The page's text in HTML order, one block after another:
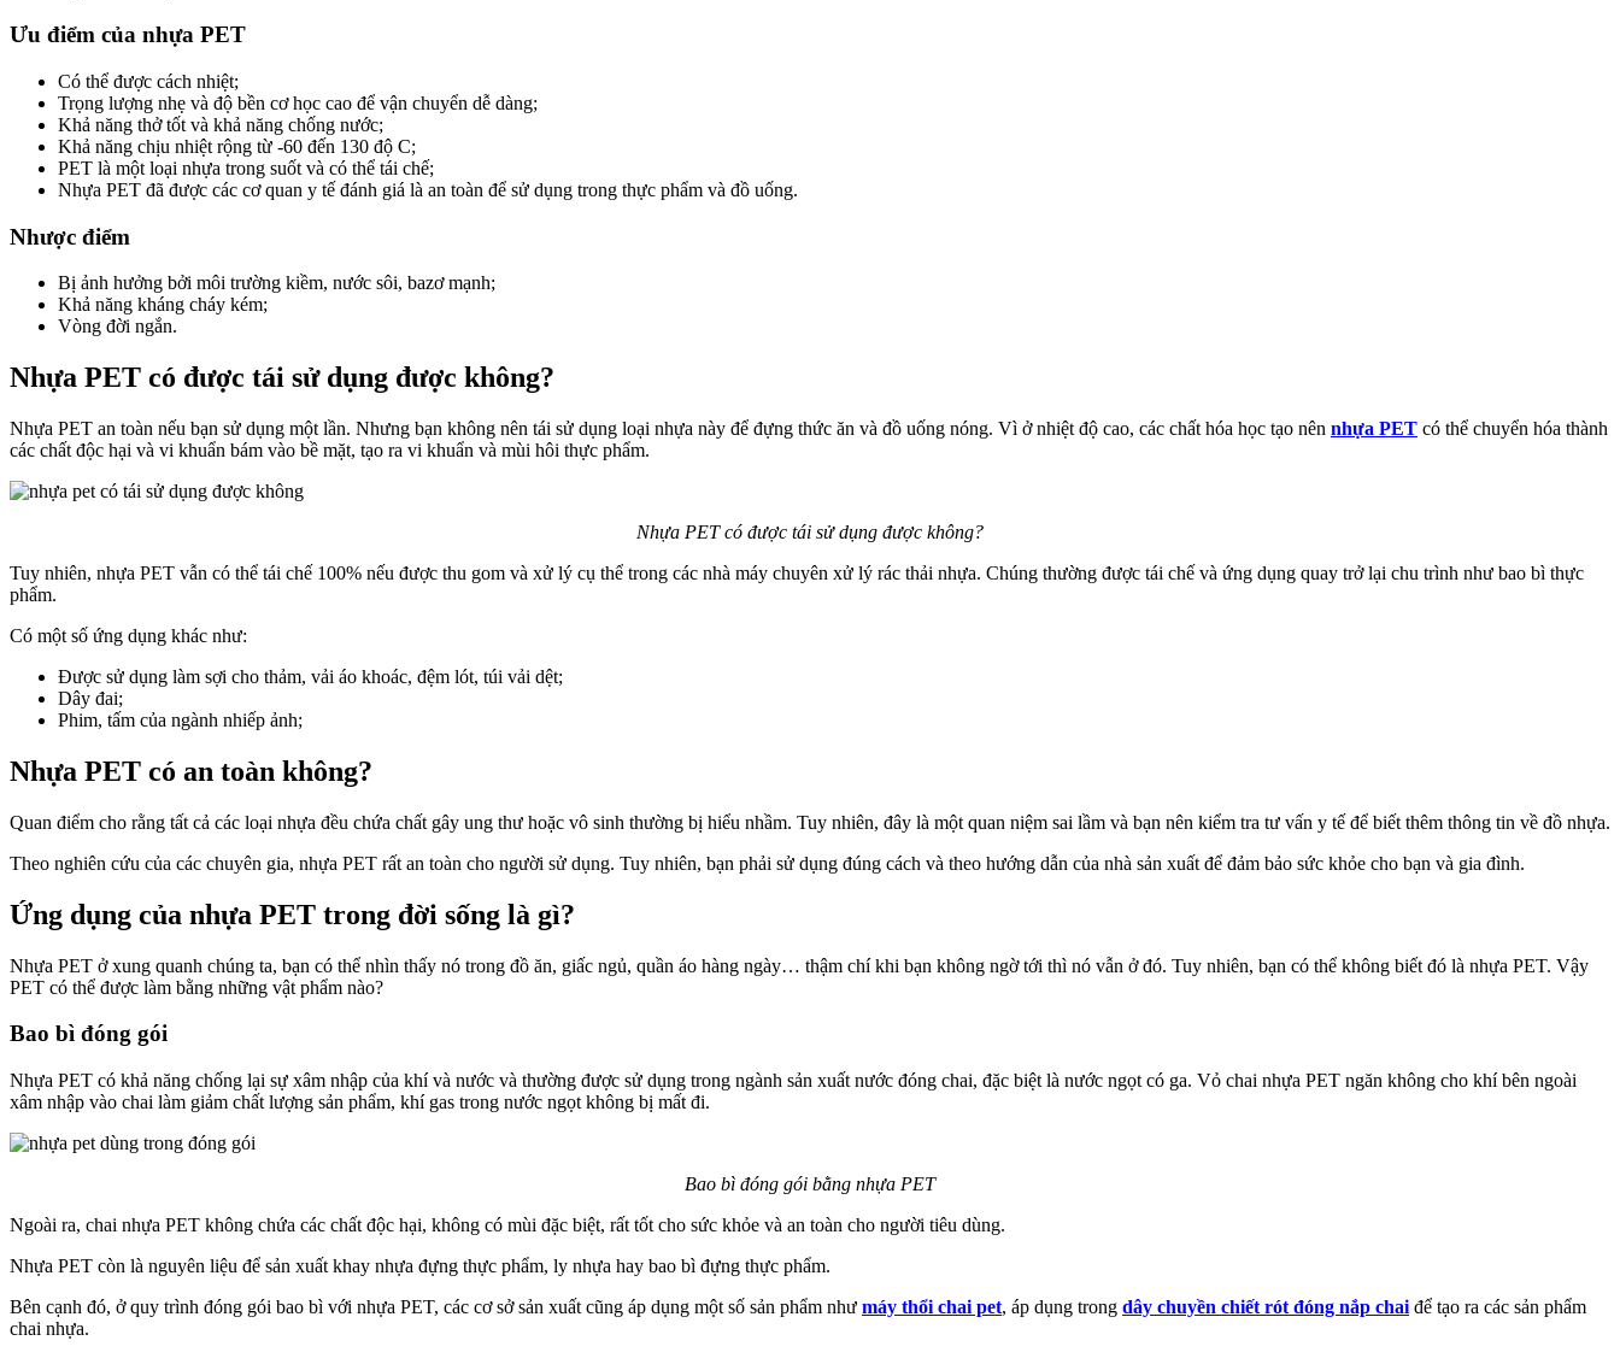
Ưu điểm của nhựa PET
Có thể được cách nhiệt;
Trọng lượng nhẹ và độ bền cơ học cao để vận chuyển dễ dàng;
Khả năng thở tốt và khả năng chống nước;
Khả năng chịu nhiệt rộng từ -60 đến 130 độ C;
PET là một loại nhựa trong suốt và có thể tái chế;
Nhựa PET đã được các cơ quan y tế đánh giá là an toàn để sử dụng trong thực phẩm và đồ uống.
Nhược điểm
Bị ảnh hưởng bởi môi trường kiềm, nước sôi, bazơ mạnh;
Khả năng kháng cháy kém;
Vòng đời ngắn.
Nhựa PET có được tái sử dụng được không?
Nhựa PET an toàn nếu bạn sử dụng một lần. Nhưng bạn không nên tái sử dụng loại nhựa này để đựng thức ăn và đồ uống nóng. Vì ở nhiệt độ cao, các chất hóa học tạo nên nhựa PET có thể chuyển hóa thành
các chất độc hại và vi khuẩn bám vào bề mặt, tạo ra vi khuẩn và mùi hôi thực phẩm.
Nhựa PET có được tái sử dụng được không?
Tuy nhiên, nhựa PET vẫn có thể tái chế 100% nếu được thu gom và xử lý cụ thể trong các nhà máy chuyên xử lý rác thải nhựa. Chúng thường được tái chế và ứng dụng quay trở lại chu trình như bao bì thực
phẩm.
Có một số ứng dụng khác như:
Được sử dụng làm sợi cho thảm, vải áo khoác, đệm lót, túi vải dệt;
Dây đai;
Phim, tấm của ngành nhiếp ảnh;
Nhựa PET có an toàn không?
Quan điểm cho rằng tất cả các loại nhựa đều chứa chất gây ung thư hoặc vô sinh thường bị hiểu nhầm. Tuy nhiên, đây là một quan niệm sai lầm và bạn nên kiểm tra tư vấn y tế để biết thêm thông tin về đồ nhựa.
Theo nghiên cứu của các chuyên gia, nhựa PET rất an toàn cho người sử dụng. Tuy nhiên, bạn phải sử dụng đúng cách và theo hướng dẫn của nhà sản xuất để đảm bảo sức khỏe cho bạn và gia đình.
Ứng dụng của nhựa PET trong đời sống là gì?
Nhựa PET ở xung quanh chúng ta, bạn có thể nhìn thấy nó trong đồ ăn, giấc ngủ, quần áo hàng ngày… thậm chí khi bạn không ngờ tới thì nó vẫn ở đó. Tuy nhiên, bạn có thể không biết đó là nhựa PET. Vậy
PET có thể được làm bằng những vật phẩm nào?
Bao bì đóng gói
Nhựa PET có khả năng chống lại sự xâm nhập của khí và nước và thường được sử dụng trong ngành sản xuất nước đóng chai, đặc biệt là nước ngọt có ga. Vỏ chai nhựa PET ngăn không cho khí bên ngoài
xâm nhập vào chai làm giảm chất lượng sản phẩm, khí gas trong nước ngọt không bị mất đi.
Bao bì đóng gói bằng nhựa PET
Ngoài ra, chai nhựa PET không chứa các chất độc hại, không có mùi đặc biệt, rất tốt cho sức khỏe và an toàn cho người tiêu dùng.
Nhựa PET còn là nguyên liệu để sản xuất khay nhựa đựng thực phẩm, ly nhựa hay bao bì đựng thực phẩm.
Bên cạnh đó, ở quy trình đóng gói bao bì với nhựa PET, các cơ sở sản xuất cũng áp dụng một số sản phẩm như máy thổi chai pet, áp dụng trong dây chuyền chiết rót đóng nắp chai để tạo ra các sản phẩm
chai nhựa.